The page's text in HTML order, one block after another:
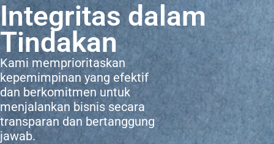
Integritas dalam
Tindakan
Kami memprioritaskan
kepemimpinan yang efektif
dan berkomitmen untuk
menjalankan bisnis secara
transparan dan bertanggung
jawab.